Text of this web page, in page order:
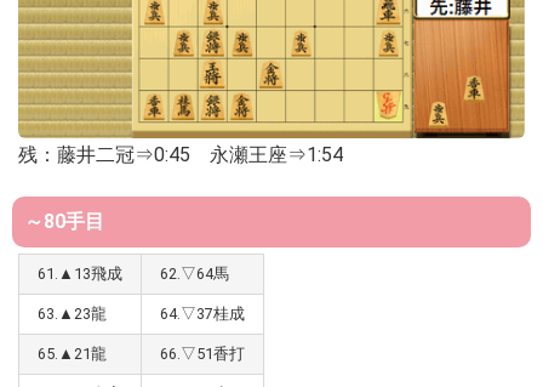
残：藤井二冠⇒0:45 永瀬王座⇒1:54
～80手目
61.▲13飛成 62.▽64馬
63.▲23龍 64.▽37桂成
65.▲21龍 66.▽51香打